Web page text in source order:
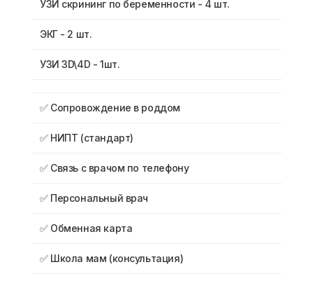
УЗИ скрининг по беременности - 4 шт.
ЭКГ - 2 шт.
УЗИ 3D\4D - 1шт.
✅ Сопровождение в роддом
✅ НИПТ (стандарт)
✅ Связь с врачом по телефону
✅ Персональный врач
✅ Обменная карта
✅ Школа мам (консультация)